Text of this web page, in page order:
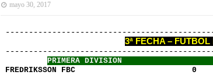
mayo 30, 2017
3ª FECHA – FUTBOL
PRIMERA DIVISION
FREDRIKSSON FBC                         0